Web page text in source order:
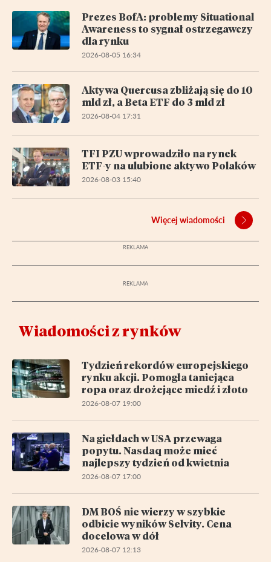
Prezes BofA: problemy Situational
Awareness to sygnał ostrzegawczy
dla rynku
2026-08-05 16:34
Aktywa Quercusa zbliżają się do 10
mld zł, a Beta ETF do 3 mld zł
2026-08-04 17:31
TFI PZU wprowadziło na rynek
ETF-y na ulubione aktywo Polaków
2026-08-03 15:40
Więcej wiadomości
Wiadomości z rynków
Tydzień rekordów europejskiego
rynku akcji. Pomogła taniejąca
ropa oraz drożejące miedź i złoto
2026-08-07 19:00
Na giełdach w USA przewaga
popytu. Nasdaq może mieć
najlepszy tydzień od kwietnia
2026-08-07 17:00
DM BOŚ nie wierzy w szybkie
odbicie wyników Selvity. Cena
docelowa w dół
2026-08-07 12:13